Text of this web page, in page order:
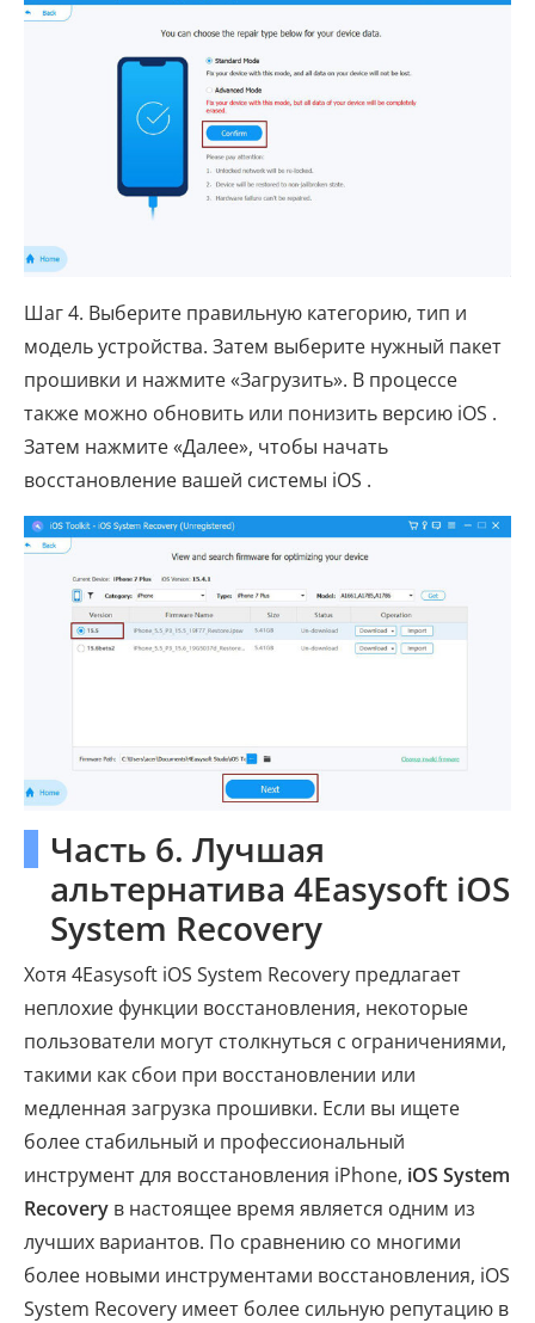
Шаг 4. Выберите правильную категорию, тип и
модель устройства. Затем выберите нужный пакет
прошивки и нажмите «Загрузить». В процессе
также можно обновить или понизить версию iOS .
Затем нажмите «Далее», чтобы начать
восстановление вашей системы iOS .
Часть 6. Лучшая
альтернатива 4Easysoft iOS
System Recovery
Хотя 4Easysoft iOS System Recovery предлагает
неплохие функции восстановления, некоторые
пользователи могут столкнуться с ограничениями,
такими как сбои при восстановлении или
медленная загрузка прошивки. Если вы ищете
более стабильный и профессиональный
инструмент для восстановления iPhone, iOS System
Recovery в настоящее время является одним из
лучших вариантов. По сравнению со многими
более новыми инструментами восстановления, iOS
System Recovery имеет более сильную репутацию в